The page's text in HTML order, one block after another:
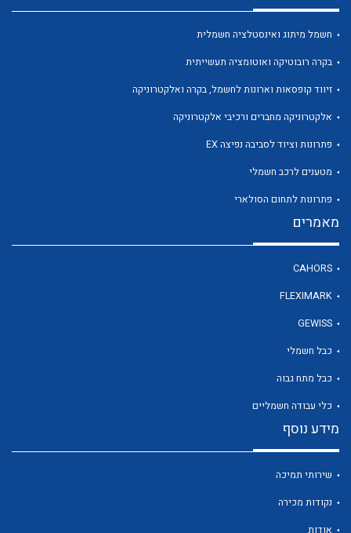
לכל מוצרי היצרן
חשמל מיתוג ואינסטלציה חשמלית
בקרה רובוטיקה ואוטומציה תעשייתית
זיווד קופסאות וארונות לחשמל, בקרה ואלקטרוניקה
אלקטרוניקה מחברים ורכיבי אלקטרוניקה
פתרונות וציוד לסביבה נפיצה EX
מטענים לרכב חשמלי
פתרונות לתחום הסולארי
מאמרים
CAHORS
FLEXIMARK
GEWISS
כבל חשמלי
כבל מתח גבוה
כלי עבודה חשמליים
מידע נוסף
שירותי תמיכה
נקודות מכירה
אודות